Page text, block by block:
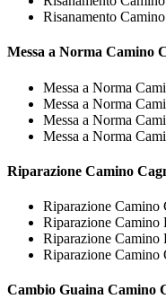
Risanamento
Messa a Norma Camino
Messa a Norma
Messa a Norma
Messa a Norma
Messa a Norma
Riparazione Camino
Riparazione Camino
Riparazione Camino
Riparazione Camino
Riparazione
Cambio Guaina Camino